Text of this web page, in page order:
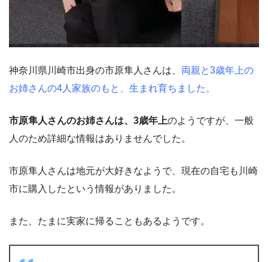
神奈川県川崎市出身の市原隼人さんは、 両親と3歳年上の
お姉さんの4人家族のもと、生まれ育ちました。
市原隼人さんのお姉さんは、3歳年上のようですが、一般
人のため詳細な情報はありませんでした。
市原隼人さんは地元が大好きなようで、現在の自宅も川崎
市に購入したという情報がありました。
また、たまに実家に帰ることもあるようです。